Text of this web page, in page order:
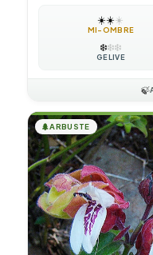
☀️☀️☀️
MI-OMBRE
❄️❄️❄️
GÉLIVE
🍃
🌲ARBUSTE